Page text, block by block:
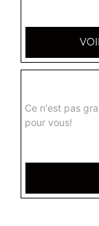
Ce n'est pas
pour vous!